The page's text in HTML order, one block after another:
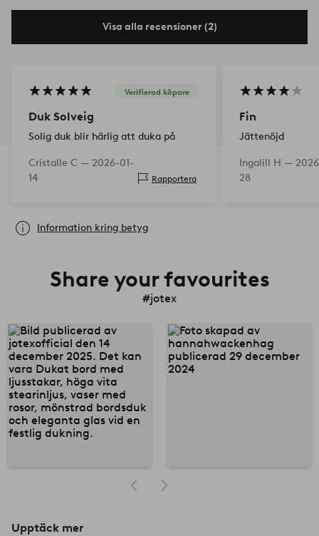
Visa alla recensioner (2)
Verifierad köpare
Duk Solveig
Solig duk blir härlig att duka på
Cristalle C — 2026-01-
14
Rapportera
Fin
Jättenöjd
Ingalill H —
28
Information kring betyg
Share your favourites
#jotex
Upptäck mer